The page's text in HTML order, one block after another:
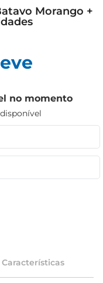
Morango +
no momento
Características